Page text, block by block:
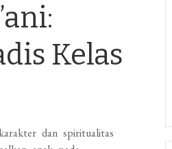
Kelas
dan spiritualitas